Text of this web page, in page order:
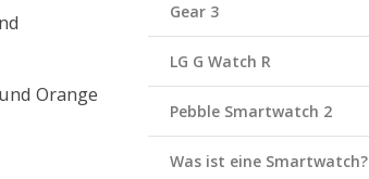
Orange
Gear 3
LG G Watch R
Pebble Smartwatch 2
Was ist eine Smartwatch?